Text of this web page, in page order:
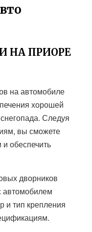
НА ПРИОРЕ
на автомобиле
хорошей
Следуя
вы сможете
обеспечить
дворников
автомобилем
и тип крепления